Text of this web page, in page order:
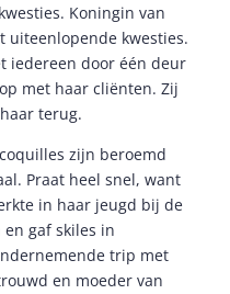
Koningin van
uiteenlopende kwesties.
iedereen door één deur
met haar cliënten. Zij
terug.
zijn beroemd
Praat heel snel, want
in haar jeugd bij de
gaf skiles in
trip met
en moeder van